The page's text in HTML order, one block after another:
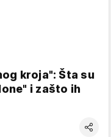
kroja": Šta su
i zašto ih